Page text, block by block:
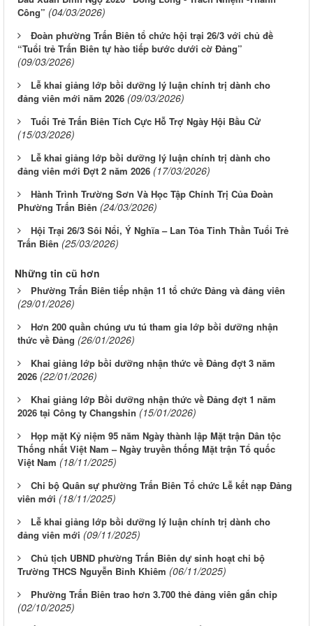
Công” (04/03/2026)
Đoàn phường Trấn Biên tổ chức hội trại 26/3 với chủ đề
“Tuổi trẻ Trấn Biên tự hào tiếp bước dưới cờ Đảng”
(09/03/2026)
Lễ khai giảng lớp bồi dưỡng lý luận chính trị dành cho
đảng viên mới năm 2026 (09/03/2026)
Tuổi Trẻ Trấn Biên Tích Cực Hỗ Trợ Ngày Hội Bầu Cử
(15/03/2026)
Lễ khai giảng lớp bồi dưỡng lý luận chính trị dành cho
đảng viên mới Đợt 2 năm 2026 (17/03/2026)
Hành Trình Trường Sơn Và Học Tập Chính Trị Của Đoàn
Phường Trấn Biên (24/03/2026)
Hội Trại 26/3 Sôi Nổi, Ý Nghĩa – Lan Tỏa Tinh Thần Tuổi Trẻ
Trấn Biên (25/03/2026)
Những tin cũ hơn
Phường Trấn Biên tiếp nhận 11 tổ chức Đảng và đảng viên
(29/01/2026)
Hơn 200 quần chúng ưu tú tham gia lớp bồi dưỡng nhận
thức về Đảng (26/01/2026)
Khai giảng lớp bồi dưỡng nhận thức về Đảng đợt 3 năm
2026 (22/01/2026)
Khai giảng lớp Bồi dưỡng nhận thức về Đảng đợt 1 năm
2026 tại Công ty Changshin (15/01/2026)
Họp mặt Kỷ niệm 95 năm Ngày thành lập Mặt trận Dân tộc
Thống nhất Việt Nam – Ngày truyền thống Mặt trận Tổ quốc
Việt Nam (18/11/2025)
Chi bộ Quân sự phường Trấn Biên Tổ chức Lễ kết nạp Đảng
viên mới (18/11/2025)
Lễ khai giảng lớp bồi dưỡng lý luận chính trị dành cho
đảng viên mới (09/11/2025)
Chủ tịch UBND phường Trấn Biên dự sinh hoạt chi bộ
Trường THCS Nguyễn Bỉnh Khiêm (06/11/2025)
Phường Trấn Biên trao hơn 3.700 thẻ đảng viên gắn chip
(02/10/2025)